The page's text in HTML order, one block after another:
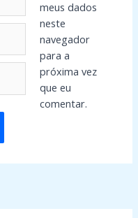
meus dados
neste
navegador
para a
próxima vez
que eu
comentar.